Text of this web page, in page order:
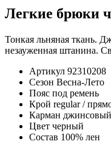
Легкие брюки
Тонкая льняная ткань.
незауженная штанина.
Артикул 92310208
Сезон Весна-Лето
Пояс под ремень
Крой regular /
Карман джинсовый
Цвет черный
Состав 100% лен